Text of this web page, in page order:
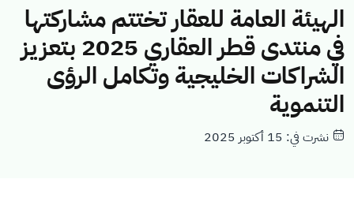
الهيئة العامة للعقار تختتم مشاركتها
في منتدى قطر العقاري 2025 بتعزيز
الشراكات الخليجية وتكامل الرؤى
التنموية
نشرت في: 15 أكتوبر 2025